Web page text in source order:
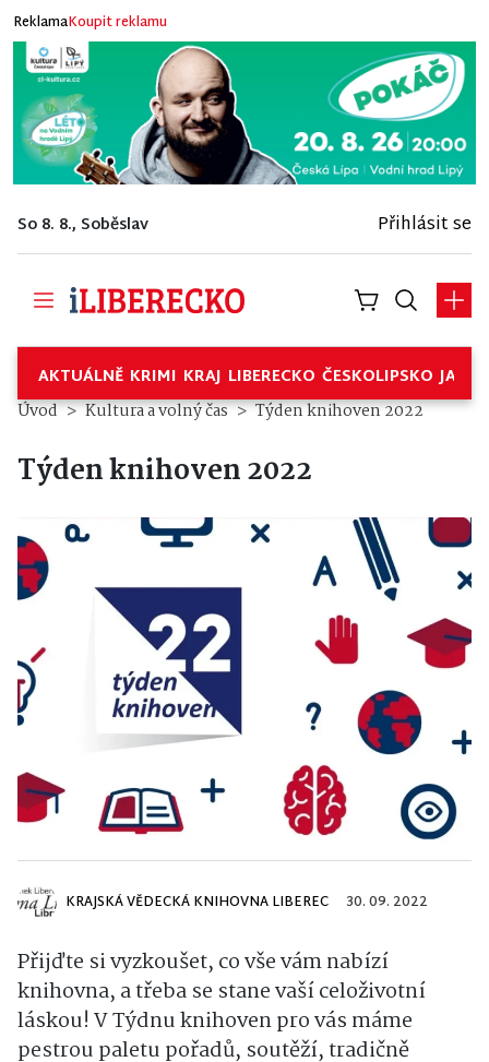
ReklamaKoupit reklamu
So 8. 8., Soběslav Přihlásit se
AKTUÁLNĚ KRIMI KRAJ LIBERECKO ČESKOLIPSKO
Úvod Kultura a volný čas Týden knihoven 2022
Týden knihoven 2022
KRAJSKÁ VĚDECKÁ KNIHOVNA LIBEREC 30. 09. 2022
Přijďte si vyzkoušet, co vše vám nabízí
knihovna, a třeba se stane vaší celoživotní
láskou! V Týdnu knihoven pro vás máme
pestrou paletu pořadů, soutěží, tradičně